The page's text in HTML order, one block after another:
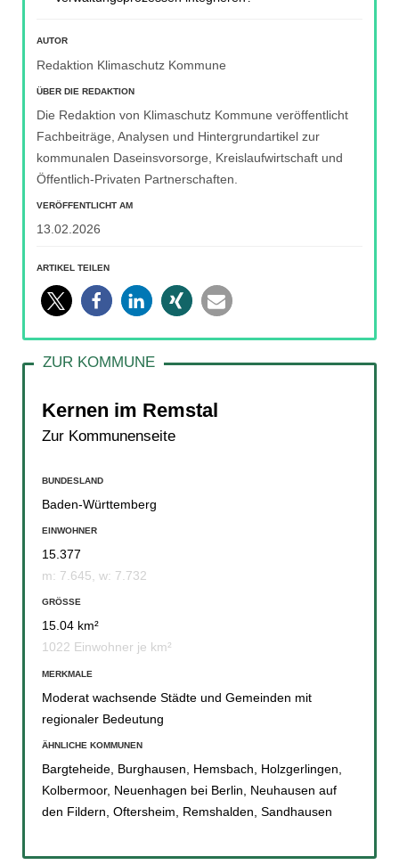
AUTOR
Redaktion Klimaschutz Kommune
ÜBER DIE REDAKTION
Die Redaktion von Klimaschutz Kommune veröffentlicht
Fachbeiträge, Analysen und Hintergrundartikel zur
kommunalen Daseinsvorsorge, Kreislaufwirtschaft und
Öffentlich-Privaten Partnerschaften.
VERÖFFENTLICHT AM
13.02.2026
ARTIKEL TEILEN
Kernen im Remstal
Zur Kommunenseite
BUNDESLAND
Baden-Württemberg
EINWOHNER
15.377
m: 7.645, w: 7.732
GRÖSSE
15.04 km²
1022 Einwohner je km²
MERKMALE
Moderat wachsende Städte und Gemeinden mit
regionaler Bedeutung
ÄHNLICHE KOMMUNEN
Bargteheide, Burghausen Hemsbach Holzgerlingen
Kolbermoor, Neuenhagen bei Berlin
Neuhausen auf
den Fildern Oftersheim Remshalden Sandhausen